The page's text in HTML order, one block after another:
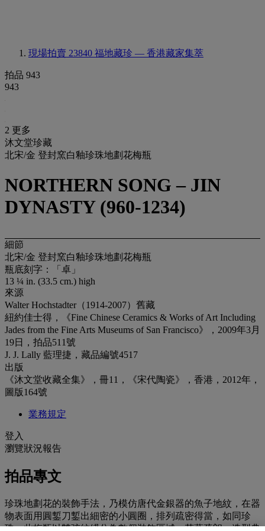
現場拍賣 23840 福地藏珍 — 香港藏家集萃
拍品 943
943
2 更多
沐文堂珍藏
北宋/金 登封窯白釉珍珠地劃花梅瓶
NORTHERN SONG – JIN
DYNASTY (960-1234)
細節
北宋/金 登封窯白釉珍珠地劃花梅瓶
瓶底刻字：「卓」
13 ¼ in. (33.5 cm.) high
來源
Walter Hochstadter（1914-2007）舊藏
紐約佳士得，《Fine Chinese Ceramics & Works of Art Including
Jades from the Fine Arts Museums of San Francisco》，2009年3月
19日，拍品511號
J. J. Lally 藍理捷，藏品編號4517
出版
《沐文堂收藏全集》，冊11，《宋代陶瓷》，香港，2012年，
圖版164號
業務規定
登入
瀏覽狀況報告
拍品專文
珍珠地劃花的裝飾手法，乃模仿唐代金銀器的魚子地紋，在器
物表面用圓鏨刀鏨出細密的小圓圈，排列疏密得當，如同珍
珠。此梅瓶以雙弦紋綫分為數個裝飾區域，花葉疏朗，造型典